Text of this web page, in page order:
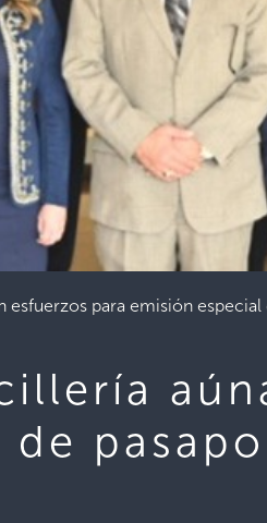
esfuerzos para emisión